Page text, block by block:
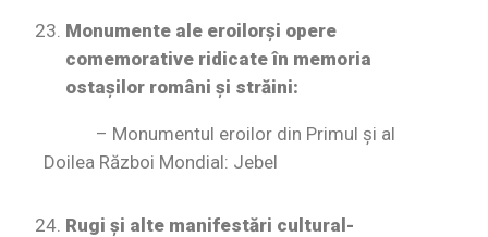
Monumente ale eroilorşi opere
comemorative ridicate în memoria
ostaşilor români şi străini:
– Monumentul eroilor din Primul şi al
Doilea Război Mondial: Jebel
Rugi şi alte manifestări cultural-